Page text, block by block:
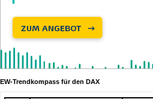
EW-Trendkompass für den DAX